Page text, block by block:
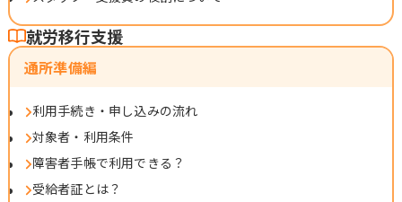
就労移行支援
通所準備編
利用手続き・申し込みの流れ
対象者・利用条件
障害者手帳で利用できる？
受給者証とは？